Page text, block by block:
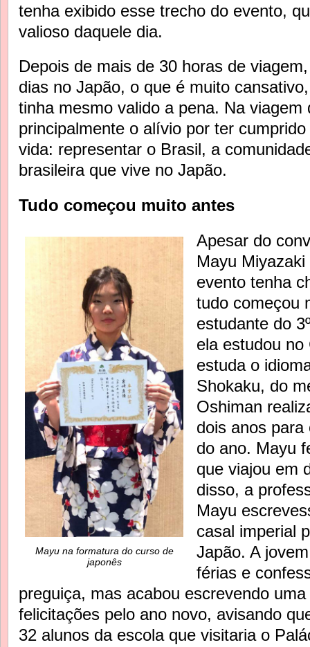
tenha exibido esse trecho do evento,
valioso daquele dia.
Depois de mais de 30 horas de
dias no Japão, o que é muito
tinha mesmo valido a pena. Na viagem
principalmente o alívio por ter
vida: representar o Brasil, a
brasileira que vive no Japão.
Tudo começou muito antes
Mayu na formatura do curso de
japonês
Apesar do
Mayu
evento tenha
tudo começou
estudante do
ela estudou
estuda o
Shokaku, do
Oshiman
dois anos
do ano. Mayu
que viajou em
disso, a
Mayu
casal imperial
Japão. A
férias e
preguiça, mas acabou escrevendo
felicitações pelo ano novo, avisando
32 alunos da escola que visitaria o